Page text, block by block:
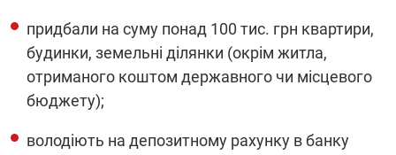
придбали на суму понад 100 тис. грн квартири,
будинки, земельні ділянки (окрім житла,
отриманого коштом державного чи місцевого
бюджету);
володіють на депозитному рахунку в банку